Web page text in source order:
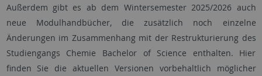
Außerdem gibt es ab dem Wintersemester 2025/2026 auch
neue Modulhandbücher, die zusätzlich noch einzelne
Änderungen im Zusammenhang mit der Restrukturierung des
Studiengangs Chemie Bachelor of Science enthalten. Hier
finden Sie die aktuellen Versionen vorbehaltlich möglicher